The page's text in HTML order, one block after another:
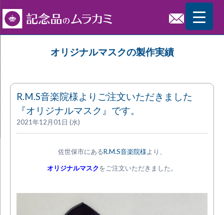
オリジナルマスクの製作実績
R.M.S音楽院様よりご注文いただきました
『オリジナルマスク』です。
2021年12月01日 (水)
佐世保市にあるR.M.S音楽院様より、
オリジナルマスクをご注文いただきました。